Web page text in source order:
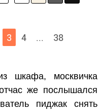
3 4 ... 38
шкафа, москвичка
же послышался
пиджак снять